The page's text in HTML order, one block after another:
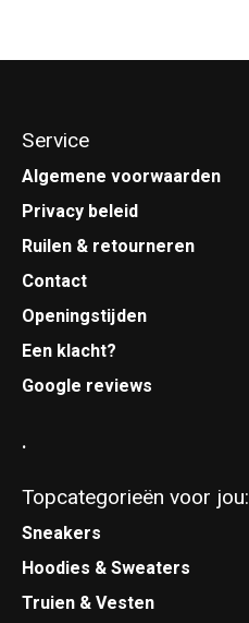
Service
Algemene voorwaarden
Privacy beleid
Ruilen & retourneren
Contact
Openingstijden
Een klacht?
Google reviews
.
Topcategorieën voor jou:
Sneakers
Hoodies & Sweaters
Truien & Vesten